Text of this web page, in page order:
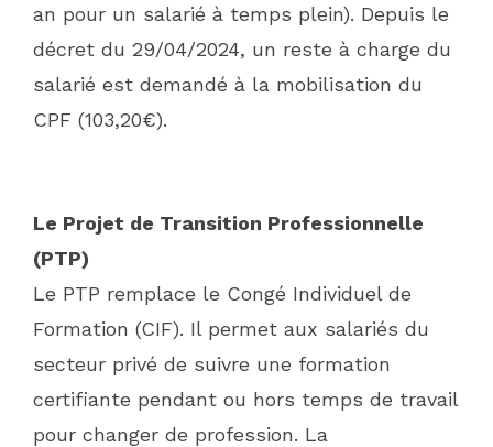
an pour un salarié à temps plein). Depuis le
décret du 29/04/2024, un reste à charge du
salarié est demandé à la mobilisation du
CPF (103,20€).
Le Projet de Transition Professionnelle
(PTP)
Le PTP remplace le Congé Individuel de
Formation (CIF). Il permet aux salariés du
secteur privé de suivre une formation
certifiante pendant ou hors temps de travail
pour changer de profession. La